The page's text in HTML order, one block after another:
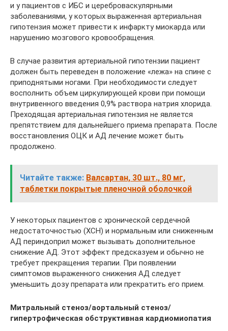
и у пациентов с ИБС и цереброваскулярными
заболеваниями, у которых выраженная артериальная
гипотензия может привести к инфаркту миокарда или
нарушению мозгового кровообращения.
В случае развития артериальной гипотензии пациент
должен быть переведен в положение «лежа» на спине с
приподнятыми ногами. При необходимости следует
восполнить объем циркулирующей крови при помощи
внутривенного введения 0,9% раствора натрия хлорида.
Преходящая артериальная гипотензия не является
препятствием для дальнейшего приема препарата. После
восстановления ОЦК и АД лечение может быть
продолжено.
Читайте также: Валсартан, 30 шт., 80 мг,
таблетки покрытые пленочной оболочкой
У некоторых пациентов с хронической сердечной
недостаточностью (ХСН) и нормальным или сниженным
АД периндоприл может вызывать дополнительное
снижение АД. Этот эффект предсказуем и обычно не
требует прекращения терапии. При появлении
симптомов выраженного снижения АД следует
уменьшить дозу препарата или прекратить его прием.
Митральный стеноз/аортальный стеноз/
гипертрофическая обструктивная кардиомиопатия